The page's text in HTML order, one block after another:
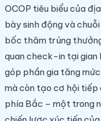
OCOP tiêu biểu của
bày sinh động và
bốc thăm trúng
quan check-in tại gian
góp phần gia tăng
mà còn tạo cơ hội
phía Bắc – một trong